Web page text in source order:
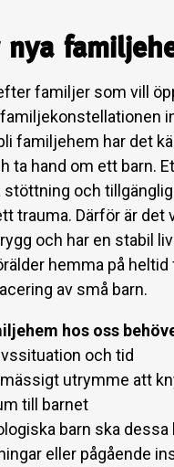
familjer som vill
familjehem har det
ta hand om ett barn.
stöttning och
trauma. Därför är
och har en stabil
hemma på
av små barn.
hos oss
och tid
utrymme att
till barnet
barn ska dessa
eller pågående